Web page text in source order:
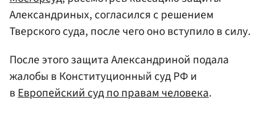
Александриных, согласился с решением
Тверского суда, после чего оно вступило в силу.
После этого защита Александриной подала
жалобы в Конституционный суд РФ и
вЕвропейский суд по правам человека.